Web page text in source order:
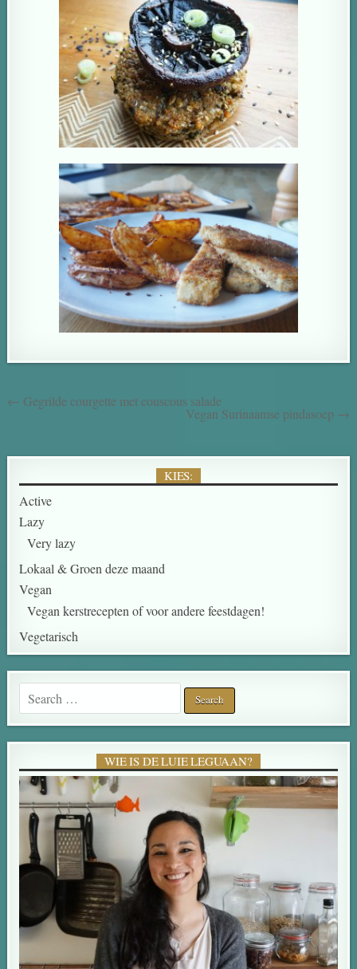
← Gegrilde courgette met couscous salade
Vegan Surinaamse pindasoep →
KIES:
Active
Lazy
Very lazy
Lokaal & Groen deze maand
Vegan
Vegan kerstrecepten of voor andere feestdagen!
Vegetarisch
WIE IS DE LUIE LEGUAAN?